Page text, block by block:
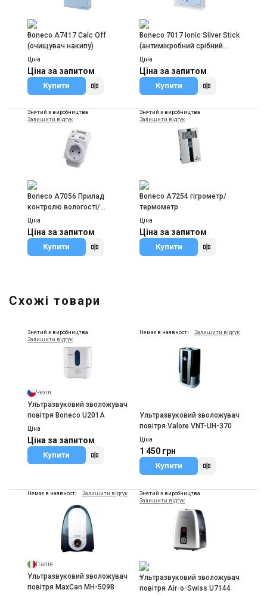
-
Boneco A7417 Calc Off
(очищувач накипу)
Ціна
Ціна за запитом
Купити
-
Boneco 7017 Ionic Silver Stick
(антимікробний срібний
стрижень)
Ціна
Ціна за запитом
Купити
Знятий з виробництва
Залишити відгук
-
Boneco A7056 Прилад
контролю вологості/
гігростат
Ціна
Ціна за запитом
Купити
Знятий з виробництва
Залишити відгук
-
Boneco A7254 гігрометр/
термометр
Ціна
Ціна за запитом
Купити
Схожі товари
Знятий з виробництва
Залишити відгук
Чехія
Ультразвуковий зволожувач
повітря Boneco U201A
Ціна
Ціна за запитом
Купити
Немає в наявності Залишити відгук
Ультразвуковий зволожувач
повітря Valore VNT-UH-370
Ціна
1 450 грн
Купити
Немає в наявності Залишити відгук
Італія
Ультразвуковий зволожувач
повітря MaxCan MH-509B
Знятий з виробництва
Залишити відгук
-
Ультразвуковий зволожувач
повітря Air-o-Swiss U7144